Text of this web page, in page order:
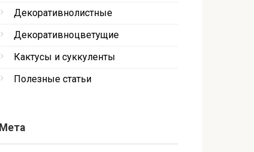
Декоративнолистные
Декоративноцветущие
Кактусы и суккуленты
Полезные статьи
Мета